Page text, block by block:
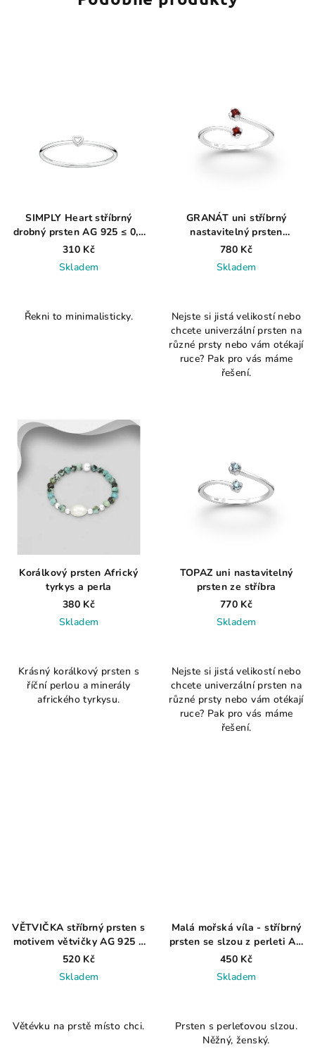
SIMPLY Heart stříbrný
drobný prsten AG 925 ≤ 0,7
g
310 Kč
Skladem
produktu
Řekni to minimalisticky.
GRANÁT uni stříbrný
nastavitelný prsten
rhodiovaný
780 Kč
Skladem
Nejste si jistá velikostí nebo
chcete univerzální prsten na
různé prsty nebo vám otékají
ruce? Pak pro vás máme
řešení.
Korálkový prsten Africký
tyrkys a perla
380 Kč
Skladem
Krásný korálkový prsten s
říční perlou a minerály
afrického tyrkysu.
TOPAZ uni nastavitelný
prsten ze stříbra
770 Kč
Skladem
produktu
je
4,0
z
5
Nejste si jistá velikostí nebo
chcete univerzální prsten na
různé prsty nebo vám otékají
ruce? Pak pro vás máme
řešení.
VĚTVIČKA stříbrný prsten s
motivem větvičky AG 925 ≤
1,3 g
520 Kč
Skladem
produktu
Větévku na prstě místo chci.
Malá mořská víla - stříbrný
prsten se slzou z perleti AG
925 ≤ 1,6 g
450 Kč
Skladem
produktu
je
Prsten s perleťovou slzou.
Něžný, ženský.